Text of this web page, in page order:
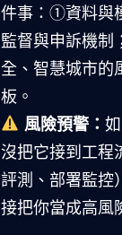
件事：①資料與
監督與申訴機
全、智慧城市的
板。
風險預警：
沒把它接到工程
評測、部署監控
接把你當成高風